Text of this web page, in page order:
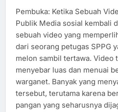
Pembuka: Ketika Sebuah
Publik Media sosial kembali
sebuah video yang
dari seorang petugas SPPG
melon sambil tertawa. Video
menyebar luas dan menuai
warganet. Banyak yang
tersebut, terutama karena
pangan yang seharusnya